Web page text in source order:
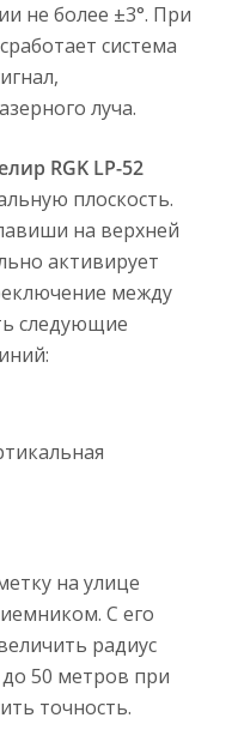
не более ±3°. При
система
луча.
RGK LP-52
плоскость.
на верхней
активирует
между
следующие
на улице
С его
радиус
до 50 метров при
точность.